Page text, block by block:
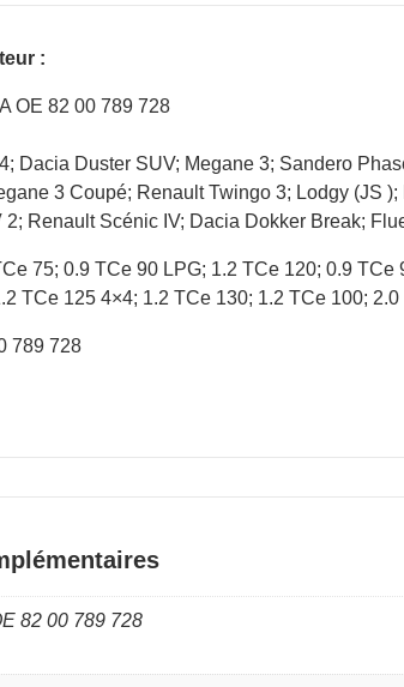
:
OE 82 00 789 728
Dacia Duster SUV; Megane 3; Sandero
3 Coupé; Renault Twingo 3; Lodgy (JS
2; Renault Scénic IV; Dacia Dokker Break;
75; 0.9 TCe 90 LPG; 1.2 TCe 120; 0.9
TCe 125 4×4; 1.2 TCe 130; 1.2 TCe 100;
789 728
82 00 789 728